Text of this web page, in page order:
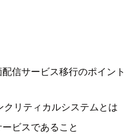
信サービス移行のポイント
リティカルシステムとは
ビスであること